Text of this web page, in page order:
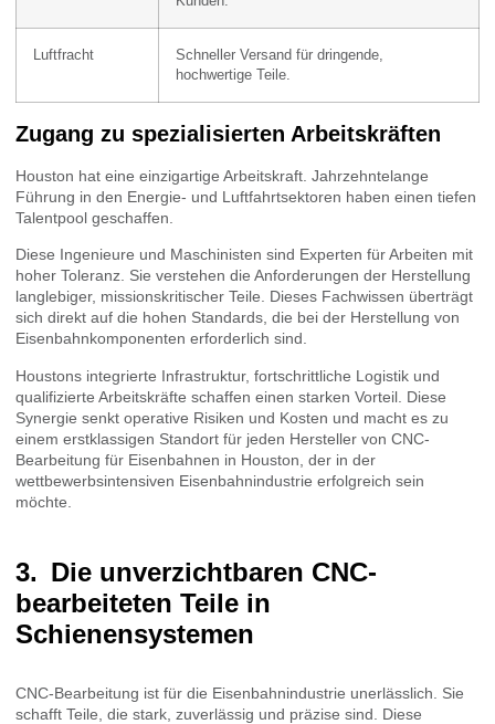
Luftfracht
Schneller Versand für dringende,
hochwertige Teile.
Zugang zu spezialisierten Arbeitskräften
Houston hat eine einzigartige Arbeitskraft. Jahrzehntelange
Führung in den Energie- und Luftfahrtsektoren haben einen tiefen
Talentpool geschaffen.
Diese Ingenieure und Maschinisten sind Experten für Arbeiten mit
hoher Toleranz. Sie verstehen die Anforderungen der Herstellung
langlebiger, missionskritischer Teile. Dieses Fachwissen überträgt
sich direkt auf die hohen Standards, die bei der Herstellung von
Eisenbahnkomponenten erforderlich sind.
Houstons integrierte Infrastruktur, fortschrittliche Logistik und
qualifizierte Arbeitskräfte schaffen einen starken Vorteil. Diese
Synergie senkt operative Risiken und Kosten und macht es zu
einem erstklassigen Standort für jeden Hersteller von CNC-
Bearbeitung für Eisenbahnen in Houston, der in der
wettbewerbsintensiven Eisenbahnindustrie erfolgreich sein
möchte.
Die unverzichtbaren CNC-
bearbeiteten Teile in
Schienensystemen
CNC-Bearbeitung ist für die Eisenbahnindustrie unerlässlich. Sie
schafft Teile, die stark, zuverlässig und präzise sind. Diese